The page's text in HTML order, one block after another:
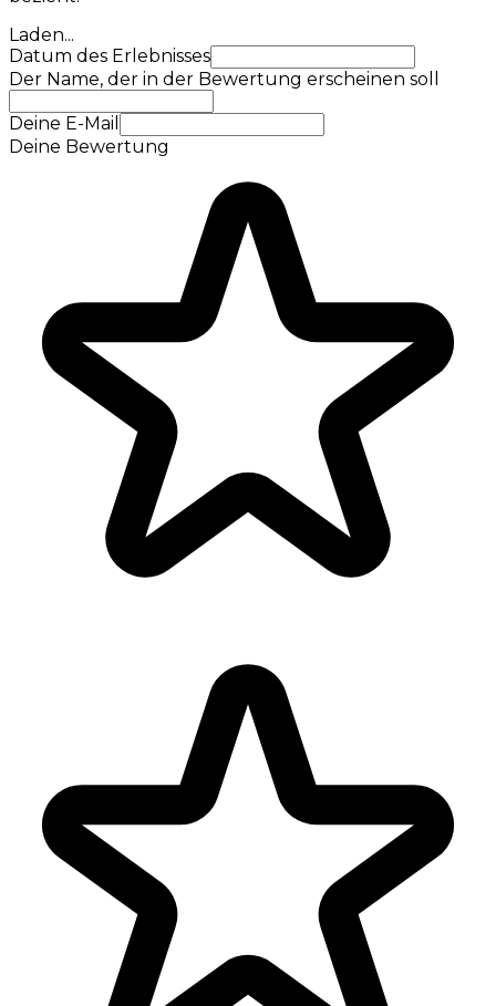
Laden...
Datum des Erlebnisses
Der Name, der in der Bewertung erscheinen soll
Deine E-Mail
Deine Bewertung